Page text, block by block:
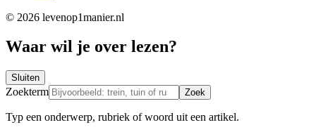
© 2026 levenop1manier.nl
Waar wil je over lezen?
Sluiten
Zoekterm Zoek
Typ een onderwerp, rubriek of woord uit een artikel.